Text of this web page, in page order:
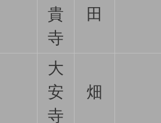
貴
寺
田
大
安
寺
畑